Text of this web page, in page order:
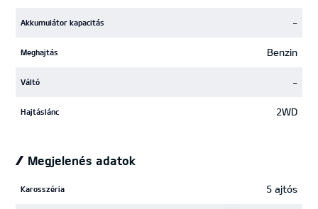
Akkumulátor kapacitás -
Meghajtás Benzin
Váltó -
Hajtáslánc 2WD
Megjelenés adatok
Karosszéria 5 ajtós